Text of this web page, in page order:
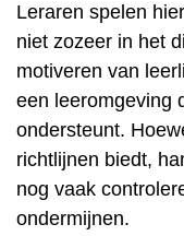
Leraren spelen
niet zozeer in het
motiveren van
een leeromgeving
ondersteunt.
richtlijnen biedt,
nog vaak
ondermijnen.